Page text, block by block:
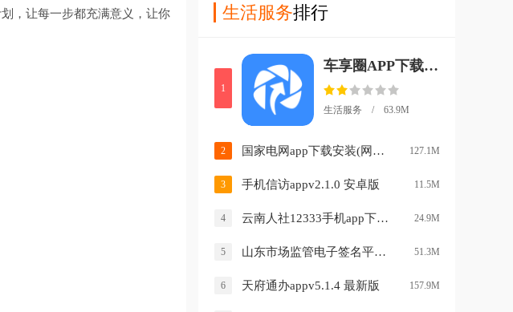
，让每一步都充满意义，让你
等等丰富功能，覆盖了用户生
天津生活，欢迎前来下载使
用。津心办是干什么的：津心
办APP是原“天津
生活服务排行
1
车享圈APP下载安装v2.3.1 最新版
生活服务 / 63.9M
2 国家电网app下载安装(网上国网)v3.2.3 最新版 127.1M
3 手机信访appv2.1.0 安卓版 11.5M
4 云南人社12333手机app下载最新版v3.22 安卓版 24.9M
5 山东市场监管电子签名平台官方版v1.3.27 最新版本 51.3M
6 天府通办appv5.1.4 最新版 157.9M